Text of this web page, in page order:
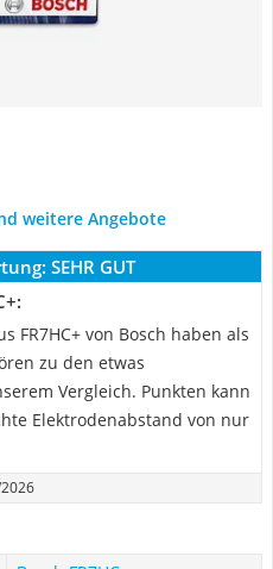
weitere Angebote
SEHR GUT
FR7HC+ von Bosch haben als
zu den etwas
Vergleich. Punkten kann
Elektrodenabstand von nur